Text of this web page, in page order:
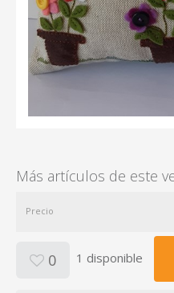
Más artículos de este
Precio
0 1 disponible